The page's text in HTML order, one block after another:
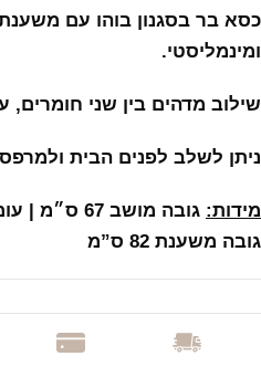
כסא בר בסגנון בוהו עם
ומינמליסטי.
שילוב מדהים בין שני חומרים,
ניתן לשלב לפנים הבית
מידות:
גובה משענת 82 ס”מ